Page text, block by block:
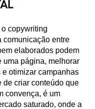
copywriting
comunicação entre
elaborados podem
uma página, melhorar
otimizar campanhas
de criar conteúdo que
convença, é um
saturado, onde a